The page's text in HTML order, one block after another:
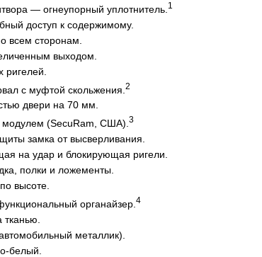
— огнеупорный уплотнитель. 1
доступ к содержимому.
всем сторонам.
выходом.
с муфтой скольжения. 2
двери на 70 мм.
модулем (SecuRam, США). 3
замка от высверливания.
на удар и блокирующая ригели.
полки и ложементы.
высоте.
органайзер. 4
металлик).
белый.